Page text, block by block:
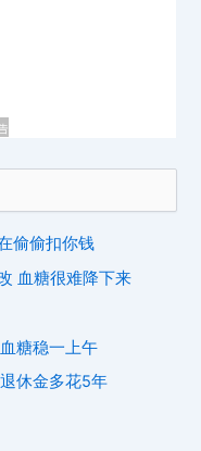
偷偷扣你钱
血糖很难降下来
糖稳一上午
休金多花5年